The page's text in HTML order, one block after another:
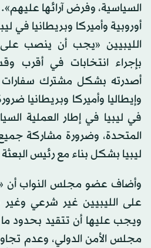
السياسية، وفرض آرائها
أوروبية وأميركا وبريطانيا في
الليبيين «يجب أن ينصب
بإجراء انتخابات في أقرب
أصدرته بشكل مشترك سفارات
وإيطاليا وأميركا وبريطانيا
في ليبيا في إطار العملية
المتحدة، وضرورة مشاركة
ليبيا بشكل بناء مع رئيس البعثة
وأضاف عضو مجلس النواب أن
على الليبيين غير شرعي وغير
ويجب عليها أن تتقيد بحدود
مجلس الأمن الدولي، وعدم